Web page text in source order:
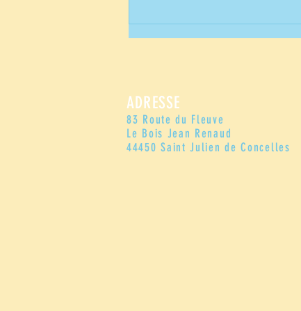
Naissances de
nouveaux
ADRESSE
83 Route du Fleuve
Le Bois Jean Renaud
44450 Saint Julien de Concelles